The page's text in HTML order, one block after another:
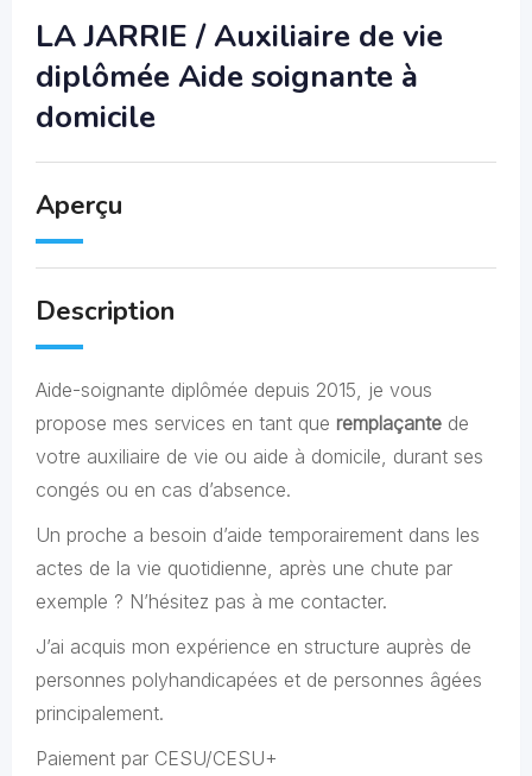
LA JARRIE / Auxiliaire de vie
diplômée Aide soignante à
domicile
Aperçu
Description
Aide-soignante diplômée depuis 2015, je vous
propose mes services en tant que remplaçante de
votre auxiliaire de vie ou aide à domicile, durant ses
congés ou en cas d’absence.
Un proche a besoin d’aide temporairement dans les
actes de la vie quotidienne, après une chute par
exemple ? N’hésitez pas à me contacter.
J’ai acquis mon expérience en structure auprès de
personnes polyhandicapées et de personnes âgées
principalement.
Paiement par CESU/CESU+